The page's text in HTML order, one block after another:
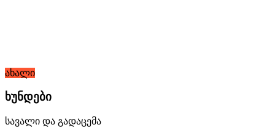
ახალი
ხუნდები
სავალი და გადაცემა